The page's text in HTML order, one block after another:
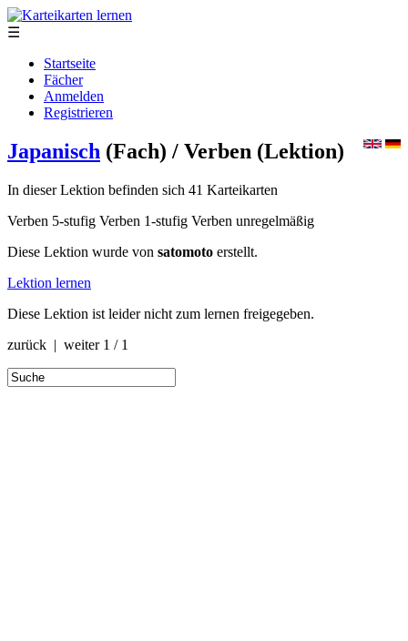
☰
Startseite
Fächer
Anmelden
Registrieren
Japanisch (Fach) / Verben (Lektion)
In dieser Lektion befinden sich 41 Karteikarten
Verben 5-stufig Verben 1-stufig Verben unregelmäßig
Diese Lektion wurde von satomoto erstellt.
Lektion lernen
Diese Lektion ist leider nicht zum lernen freigegeben.
zurück | weiter 1 / 1